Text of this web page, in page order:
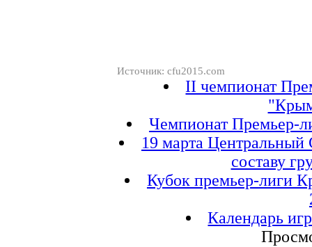
Источник: cfu2015.com
II чемпионат
Чемпионат Премьер-
19 марта
составу
Кубок премьер-лиги
Календарь